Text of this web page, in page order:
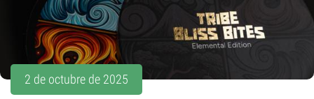
2 de octubre de 2025